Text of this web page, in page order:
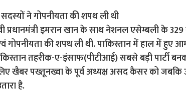
सदस्यों ने गोपनीयता की शपथ ली थी
प्रधानमंत्री इमरान खान के साथ नेशनल एसेम्बली के 329
गोपनीयता की शपथ ली थी. पाकिस्तान में हाल में हुए
तहरीक-ए-इंसाफ(पीटीआई) सबसे बड़ी पार्टी
खैबर पख्तूनख्वा के पूर्व अध्यक्ष असद कैसर को जबकि
है.